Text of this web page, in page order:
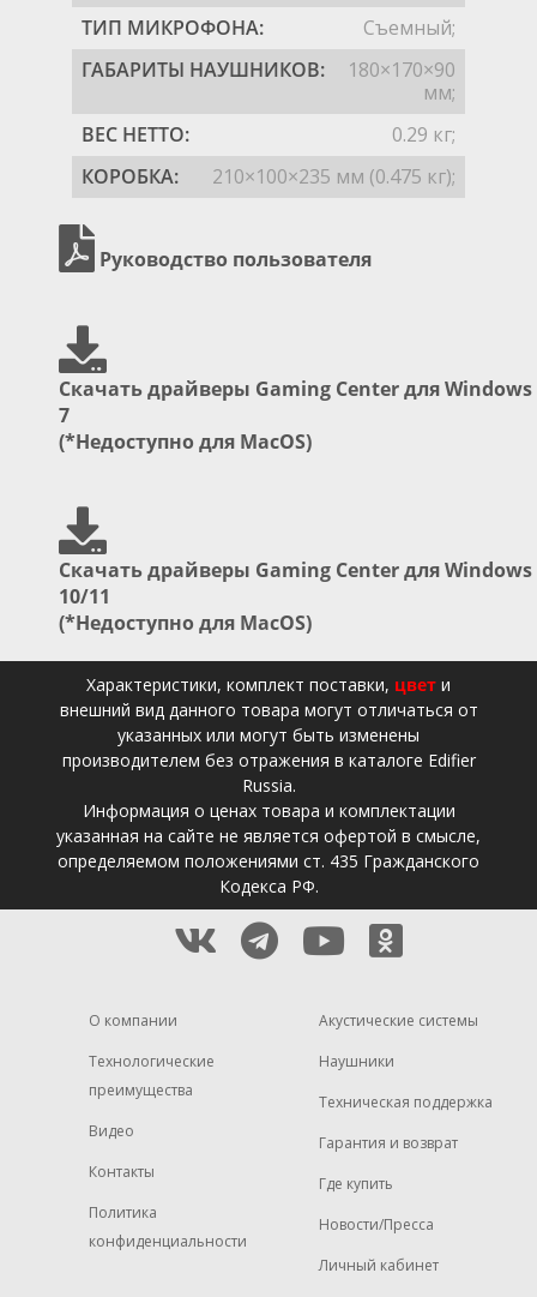
ТИП МИКРОФОНА:
Съемный;
ГАБАРИТЫ НАУШНИКОВ:
180×170×90
мм;
ВЕС НЕТТО:
0.29 кг;
КОРОБКА:
210×100×235 мм (0.475 кг);
Руководство пользователя
Скачать драйверы Gaming Center для Windows
7
(*Недоступно для MacOS)
Скачать драйверы Gaming Center для Windows
10/11
(*Недоступно для MacOS)
Xарактеристики, комплект поставки, цвет и
внешний вид данного товара могут отличаться от
указанных или могут быть изменены
производителем без отражения в каталоге Edifier
Russia.
Информация о ценах товара и комплектации
указанная на сайте не является офертой в смысле,
определяемом положениями ст. 435 Гражданского
Кодекса РФ.
О компании
Технологические
преимущества
Видео
Контакты
Политика
конфиденциальности
Акустические системы
Наушники
Техническая поддержка
Гарантия и возврат
Где купить
Новости/Пресса
Личный кабинет